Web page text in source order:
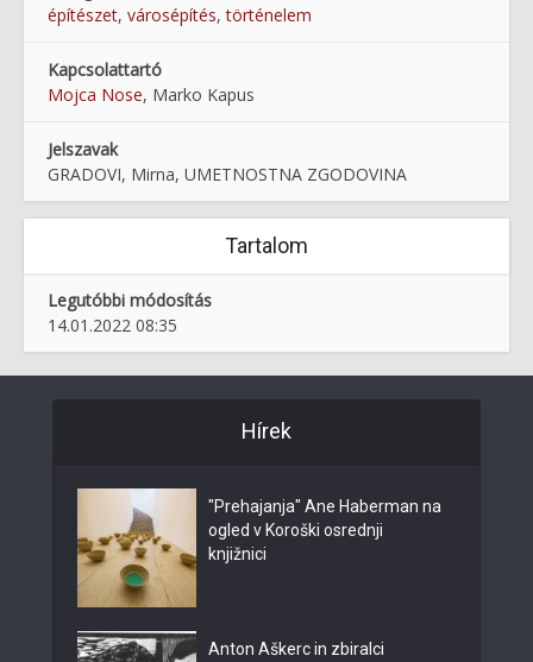
építészet, városépítés,történelem
Kapcsolattartó
Mojca Nose, Marko Kapus
Jelszavak
GRADOVI, Mirna, UMETNOSTNA ZGODOVINA
Tartalom
Legutóbbi módosítás
14.01.2022 08:35
Hírek
"Prehajanja" Ane Haberman na
ogled v Koroški osrednji
knjižnici
Anton Aškerc in zbiralci